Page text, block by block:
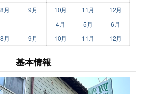
8月 9月 10月 11月 12月
– – 4月 5月
6月
8月 9月 10月 11月 12月
基本情報